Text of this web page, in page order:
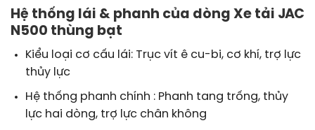
Hệ thống lái & phanh của dòng Xe tải JAC
N500 thùng bạt
Kiểu loại cơ cấu lái: Trục vít ê cu-bi, cơ khí, trợ lực
thủy lực
Hệ thống phanh chính : Phanh tang trống, thủy
lực hai dòng, trợ lực chân không